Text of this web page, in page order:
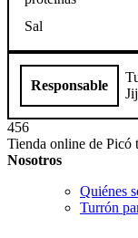
Sal
Responsable
456
Tienda online de Picó
Nosotros
Quiénes
Turrón